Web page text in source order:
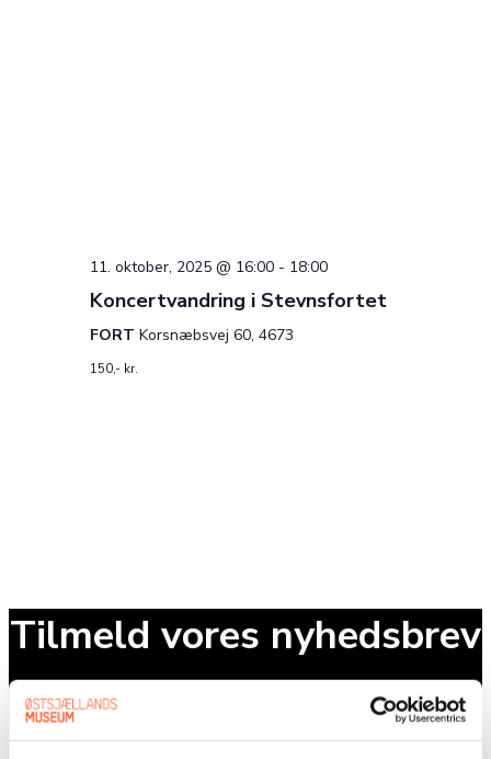
11. oktober, 2025 @ 16:00- 18:00
Koncertvandring i Stevnsfortet
FORT Korsnæbsvej 60, 4673
150,- kr.
Tilmeld vores nyhedsbrev
E-mail
Send